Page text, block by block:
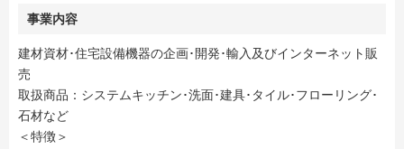
事業内容
建材資材･住宅設備機器の企画･開発･輸入及びインターネット販
売
取扱商品：システムキッチン･洗面･建具･タイル･フローリング･
石材など
＜特徴＞